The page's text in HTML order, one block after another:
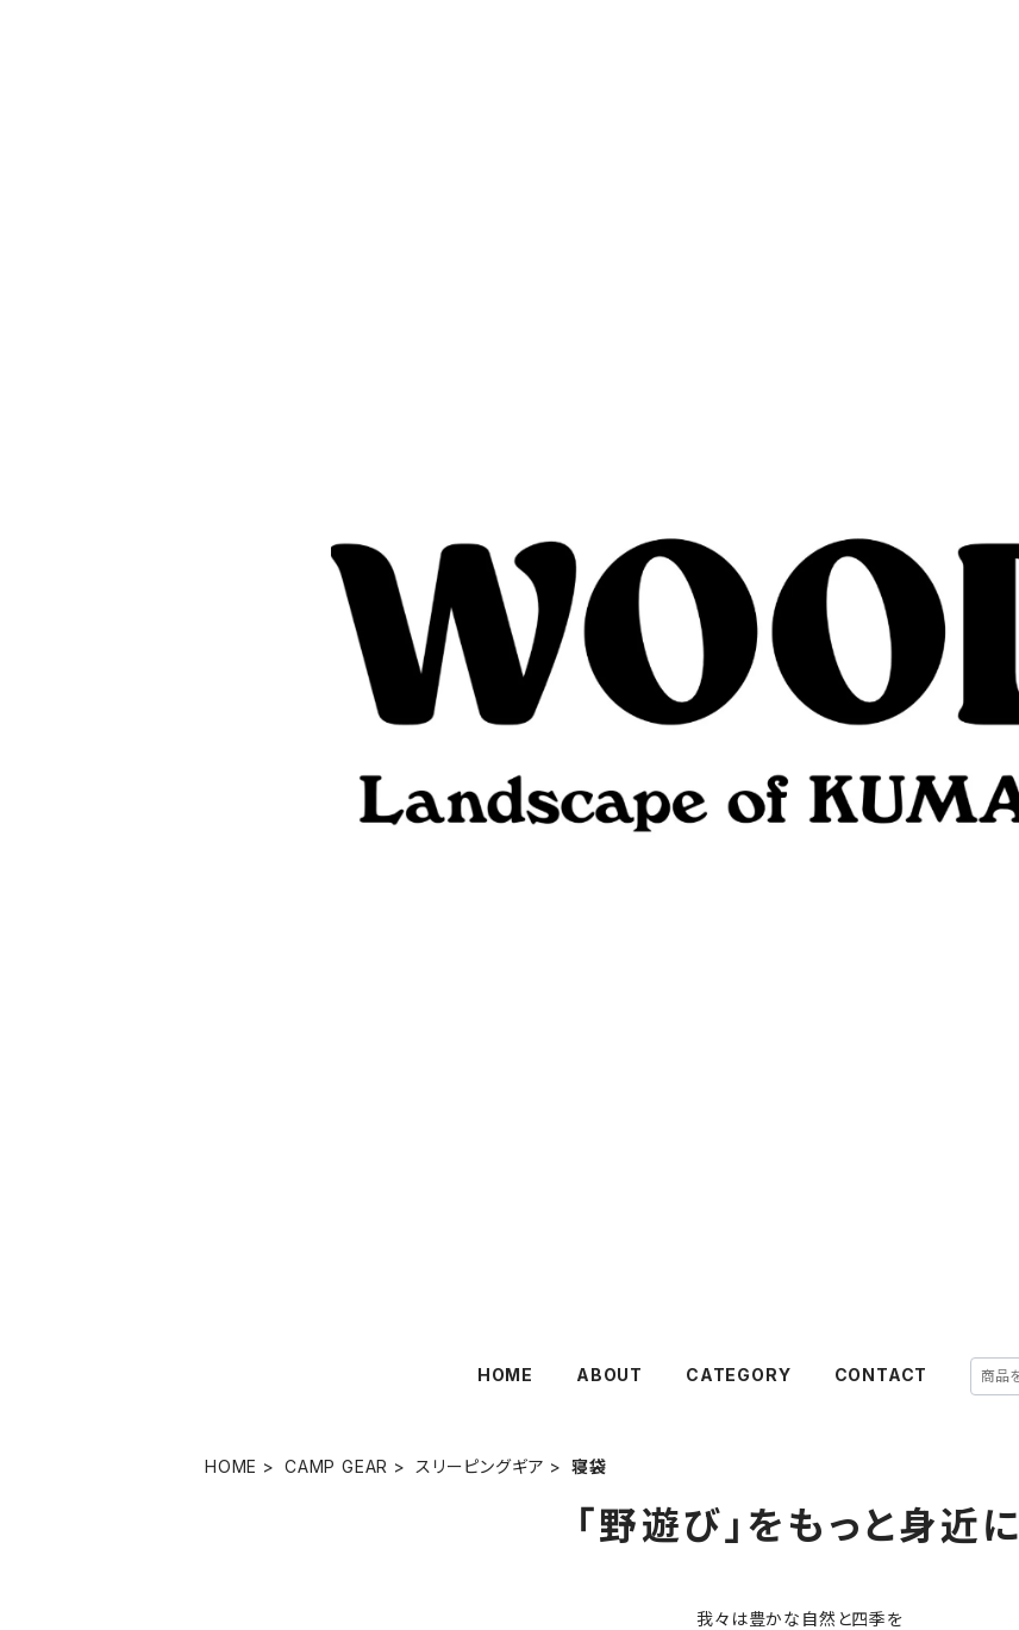
HOME ABOUT CATEGORY CONTACT
HOME CAMP GEAR スリーピングギア 寝袋
「野遊び」をもっと身近に
我々は豊かな自然と四季を